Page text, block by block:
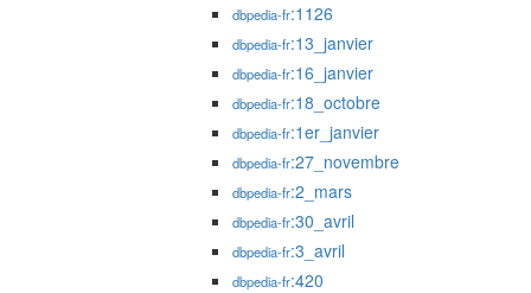
dbpedia-fr:1126
dbpedia-fr:13_janvier
dbpedia-fr:16_janvier
dbpedia-fr:18_octobre
dbpedia-fr:1er_janvier
dbpedia-fr:27_novembre
dbpedia-fr:2_mars
dbpedia-fr:30_avril
dbpedia-fr:3_avril
dbpedia-fr:420